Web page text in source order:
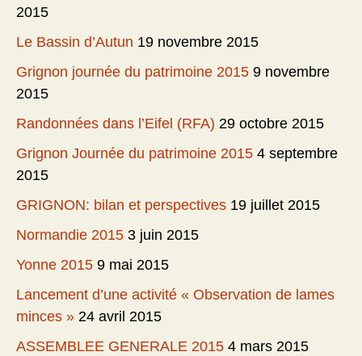
2015
Le Bassin d’Autun 19 novembre 2015
Grignon journée du patrimoine 2015 9 novembre
2015
Randonnées dans l’Eifel (RFA) 29 octobre 2015
Grignon Journée du patrimoine 2015 4 septembre
2015
GRIGNON: bilan et perspectives 19 juillet 2015
Normandie 2015 3 juin 2015
Yonne 2015 9 mai 2015
Lancement d’une activité « Observation de lames
minces » 24 avril 2015
ASSEMBLEE GENERALE 2015 4 mars 2015